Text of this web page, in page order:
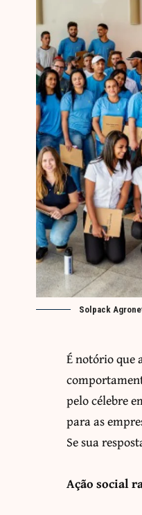
Solpack
É notório que
pelo célebre
para as
Se sua
Ação social